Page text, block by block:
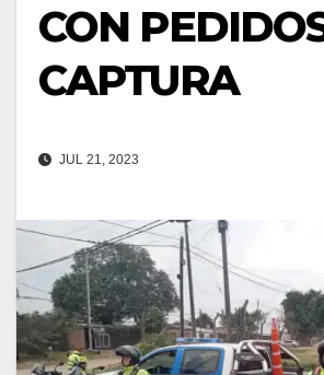
CON
CAPTURA
JUL 21, 2023